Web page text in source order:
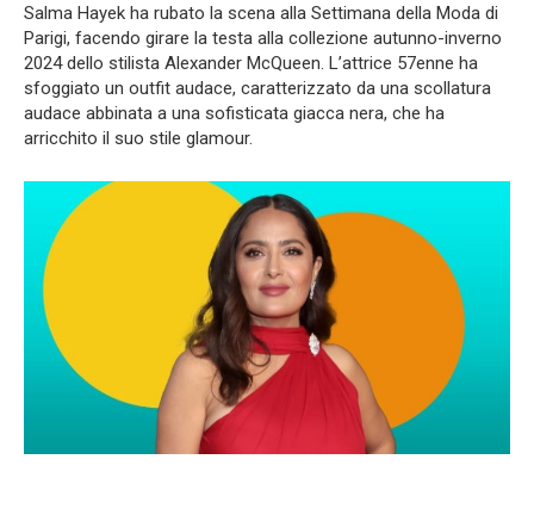
Salma Hayek ha rubato la scena alla Settimana della Moda di
Parigi, facendo girare la testa alla collezione autunno-inverno
2024 dello stilista Alexander McQueen. L’attrice 57enne ha
sfoggiato un outfit audace, caratterizzato da una scollatura
audace abbinata a una sofisticata giacca nera, che ha
arricchito il suo stile glamour.